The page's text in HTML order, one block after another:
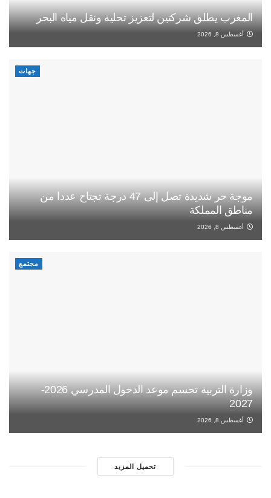
المغرب يطلق شركتين لتعزيز تحلية ونقل مياه البحر
أغسطس 8, 2026
جهات
موجة حر شديدة تصل إلى 47 درجة تجتاح عددا من
مناطق المملكة
أغسطس 8, 2026
مجتمع
وزارة التربية تحسم موعد الدخول المدرسي 2026-
2027
أغسطس 8, 2026
تحميل المزيد